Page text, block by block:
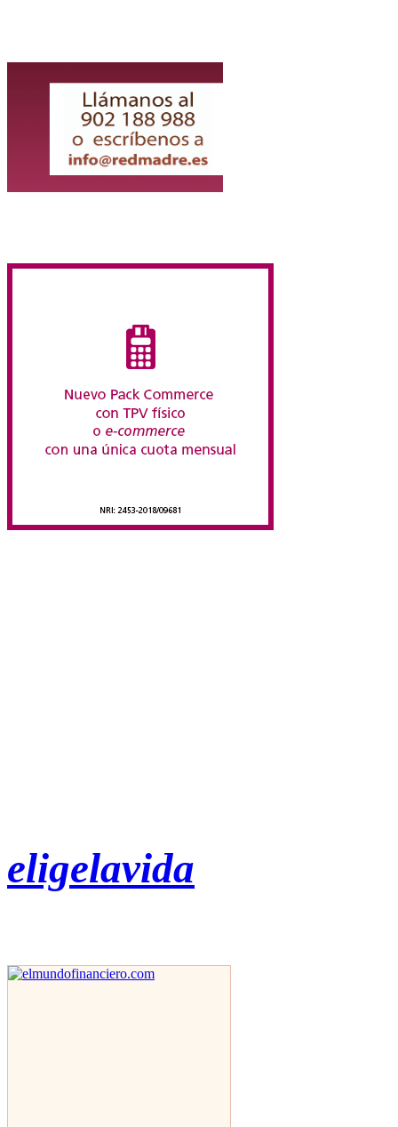
eligelavida